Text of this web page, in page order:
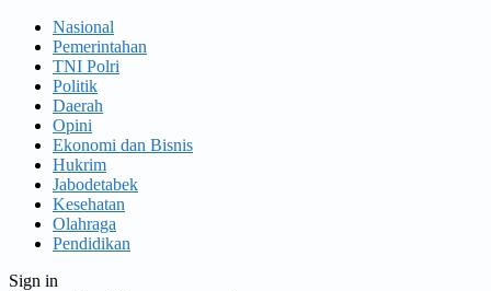
Nasional
Pemerintahan
TNI Polri
Politik
Daerah
Opini
Ekonomi dan Bisnis
Hukrim
Jabodetabek
Kesehatan
Olahraga
Pendidikan
Sign in